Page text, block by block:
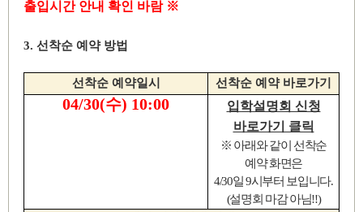
출입시간 안내 확인 바람 ※
3. 선착순 예약 방법
선착순 예약일시 선착순 예약 바로가기
04/30(수) 10:00
입학설명회 신청
바로가기 클릭
※ 아래와 같이 선착순
예약 화면은
4/30일9시부터 보입니다.
(설명회 마감 아님!!)